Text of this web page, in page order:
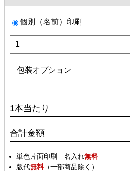
個別（名前）印刷
1本当たり
合計金額
単色片面印刷 名入れ無料
版代無料（一部商品除く）